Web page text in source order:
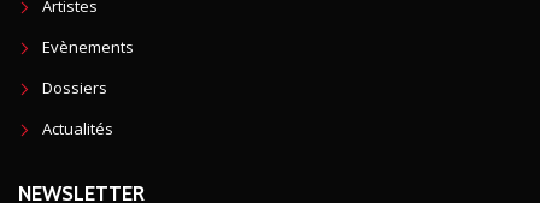
Artistes
Evènements
Dossiers
Actualités
NEWSLETTER